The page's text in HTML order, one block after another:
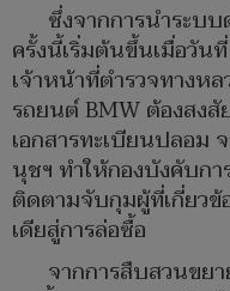
ซึ่งจากการนำระบ
ครั้งนี้เริ่มต้นขึ้นเมื่อวัน
เจ้าหน้าที่ตำรวจทางห
รถยนต์ BMW ต้องสง
เอกสารทะเบียนปลอม
นุชฯ ทำให้กองบังคับก
ติดตามจับกุมผู้ที่เกี่ยวข้
เดียสู่การล่อซื้อ
จากการสืบสวนขย